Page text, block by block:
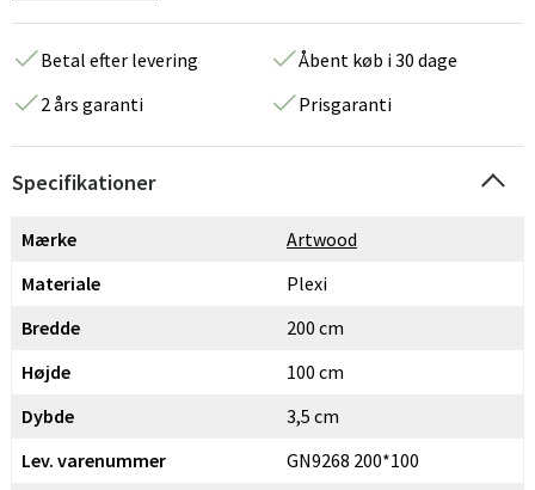
Betal efter levering
Åbent køb i 30 dage
2 års garanti
Prisgaranti
Specifikationer
Mærke
Artwood
Materiale
Plexi
Bredde
200 cm
Højde
100 cm
Dybde
3,5 cm
Lev. varenummer
GN9268 200*100